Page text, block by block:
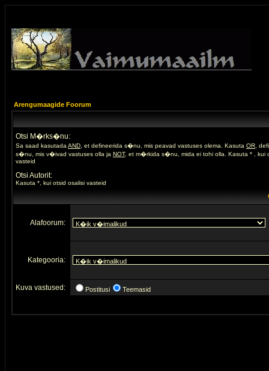
Arengumaagide Foorum
Otsi M�rks�nu:
Sa saad kasutada AND , et defineerida s�nu, mis peavad vastuses olema. Kasuta OR ,
s�nu, mis v�ivad vastuses olla ja NOT, et m�rkida s�nu, mida ei tohi olla. Kasuta * , kui
vasteid
Otsi Autorit:
Kasuta *, kui otsid osalisi vasteid
Alafoorum:
Kategooria:
Kuva vastused: Postitusi Teemasid